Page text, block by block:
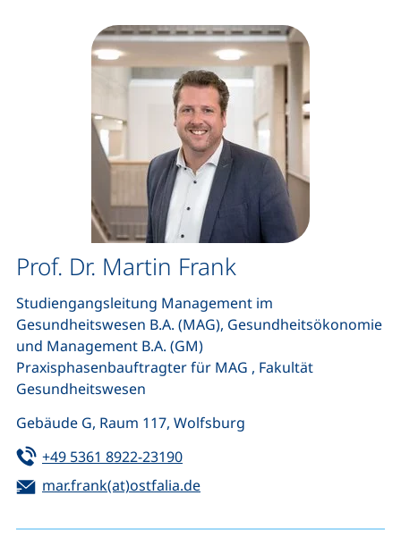
Prof. Dr. Martin Frank
Studiengangsleitung Management im
Gesundheitswesen B.A. (MAG), Gesundheitsökonomie
und Management B.A. (GM)
Praxisphasenbauftragter für MAG , Fakultät
Gesundheitswesen
Gebäude G, Raum 117, Wolfsburg
Tel:
+49 5361 8922-23190(startet einen Telefonanruf,
E-Mail:
mar.frank(at)ostfalia.de(öffnet Ihr E-Mail-Programm)